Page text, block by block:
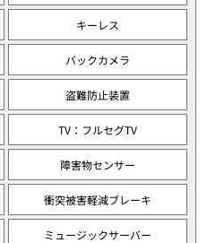
キーレス
バックカメラ
盗難防止装置
TV：フルセグTV
障害物センサー
衝突被害軽減ブレーキ
ミュージックサーバー